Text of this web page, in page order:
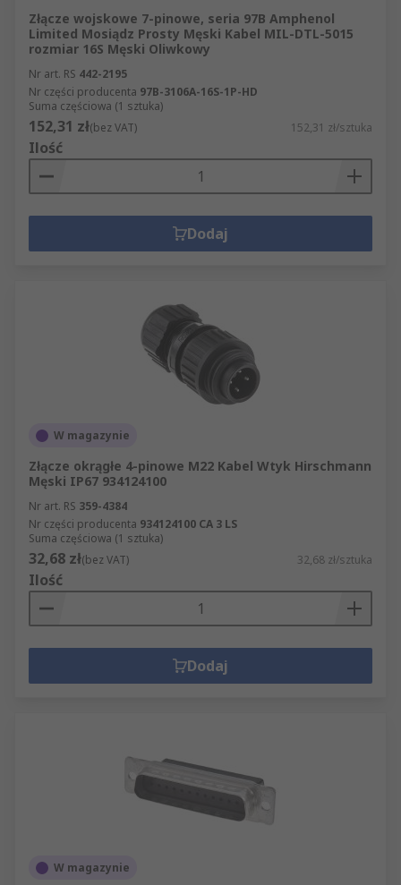
Złącze wojskowe 7-pinowe, seria 97B Amphenol
Limited Mosiądz Prosty Męski Kabel MIL-DTL-5015
rozmiar 16S Męski Oliwkowy
Nr art. RS 442-2195
Nr części producenta 97B-3106A-16S-1P-HD
Suma częściowa (1 sztuka)
152,31 zł(bez VAT) 152,31 zł/sztuka
Ilość
Dodaj
W magazynie
Złącze okrągłe 4-pinowe M22 Kabel Wtyk Hirschmann
Męski IP67 934124100
Nr art. RS 359-4384
Nr części producenta 934124100 CA 3 LS
Suma częściowa (1 sztuka)
32,68 zł(bez VAT) 32,68 zł/sztuka
Ilość
Dodaj
W magazynie